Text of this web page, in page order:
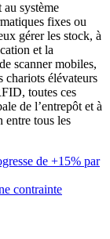
au système
fixes ou
gérer les stock, à
et la
scanner mobiles,
chariots élévateurs
toutes ces
de l’entrepôt et à
entre tous les
de +15% par
contrainte